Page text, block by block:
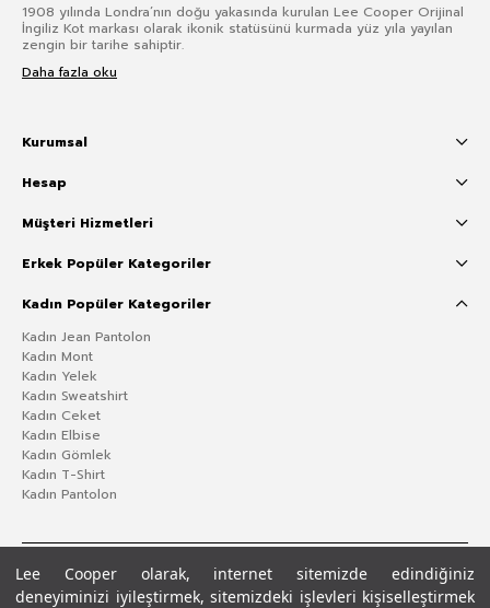
Lee Cooper olarak, internet sitemizde edindiğiniz
deneyiminizi iyileştirmek, sitemizdeki işlevleri kişiselleştirmek
1908 yılında Londra’nın doğu yakasında kurulan Lee Cooper Orijinal
İngiliz Kot markası olarak ikonik statüsünü kurmada yüz yıla yayılan
zengin bir tarihe sahiptir.
Daha fazla oku
Kurumsal
Hesap
Müşteri Hizmetleri
Erkek Popüler Kategoriler
Kadın Popüler Kategoriler
Kadın Jean Pantolon
Kadın Mont
Kadın Yelek
Kadın Sweatshirt
Kadın Ceket
Kadın Elbise
Kadın Gömlek
Kadın T-Shirt
Kadın Pantolon